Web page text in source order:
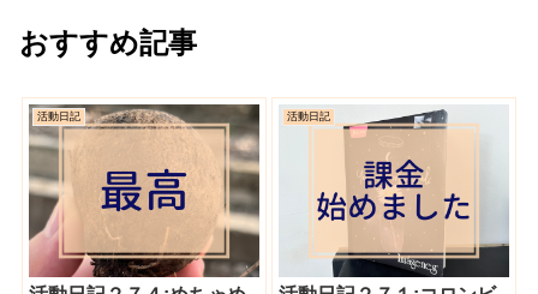
おすすめ記事
活動日記 活動日記